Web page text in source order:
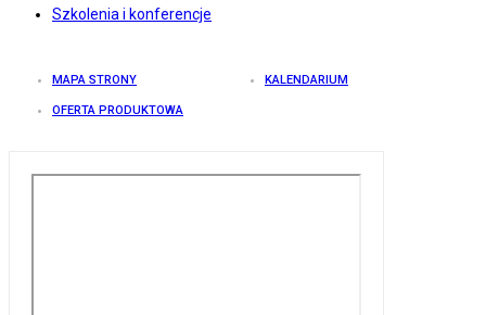
Szkolenia i konferencje
MAPA STRONY KALENDARIUM
OFERTA PRODUKTOWA